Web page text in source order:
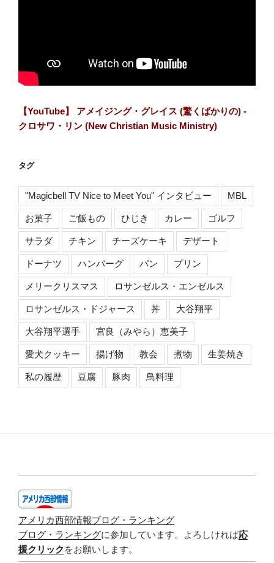
【YouTube】 アメイジング・グレイス (驚くばかりの) -
クロサワ・リン (New Christian Music Ministry)
タグ
"Magicbell TV Nice to Meet You" インタビュー MBL
お菓子 ご飯もの ひじき カレー ゴルフ
サラダ チキン チーズケーキ デザート
ドーナツ ハンバーグ パン プリン
メリークリスマス ロサンゼルス・エンゼルス
ロサンゼルス・ドジャース 丼 大谷翔平
大谷翔平選手 宮良（みやら）恵美子
愛犬クッキー 揚げ物 教会 煮物 生姜焼き
私の履歴 豆腐 豚肉 鳥料理
アメリカ西部情報ブログ・ランキング
ブログ・ランキングに参加しています。よろしければ応
援クリック をお願いします。